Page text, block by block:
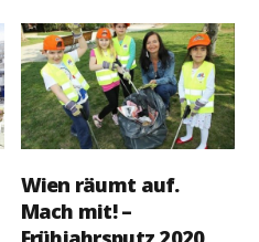
Wien räumt auf.
Mach mit! –